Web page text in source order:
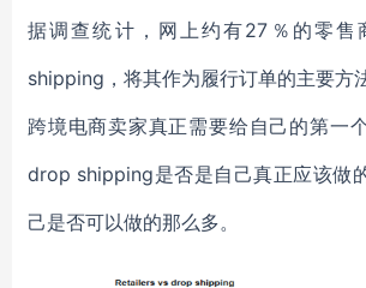
据调查统计，网上约有27％的零售
shipping，将其作为履行订单的主要方法
跨境电商卖家真正需要给自己的第一
drop shipping是否是自己真正应该做
己是否可以做的那么多。